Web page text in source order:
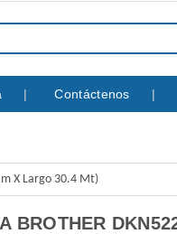
Contáctenos
X Largo 30.4 Mt)
BROTHER